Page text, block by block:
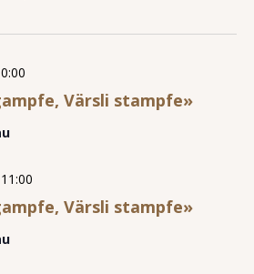
Värsli stampfe»
Värsli stampfe»
11:00